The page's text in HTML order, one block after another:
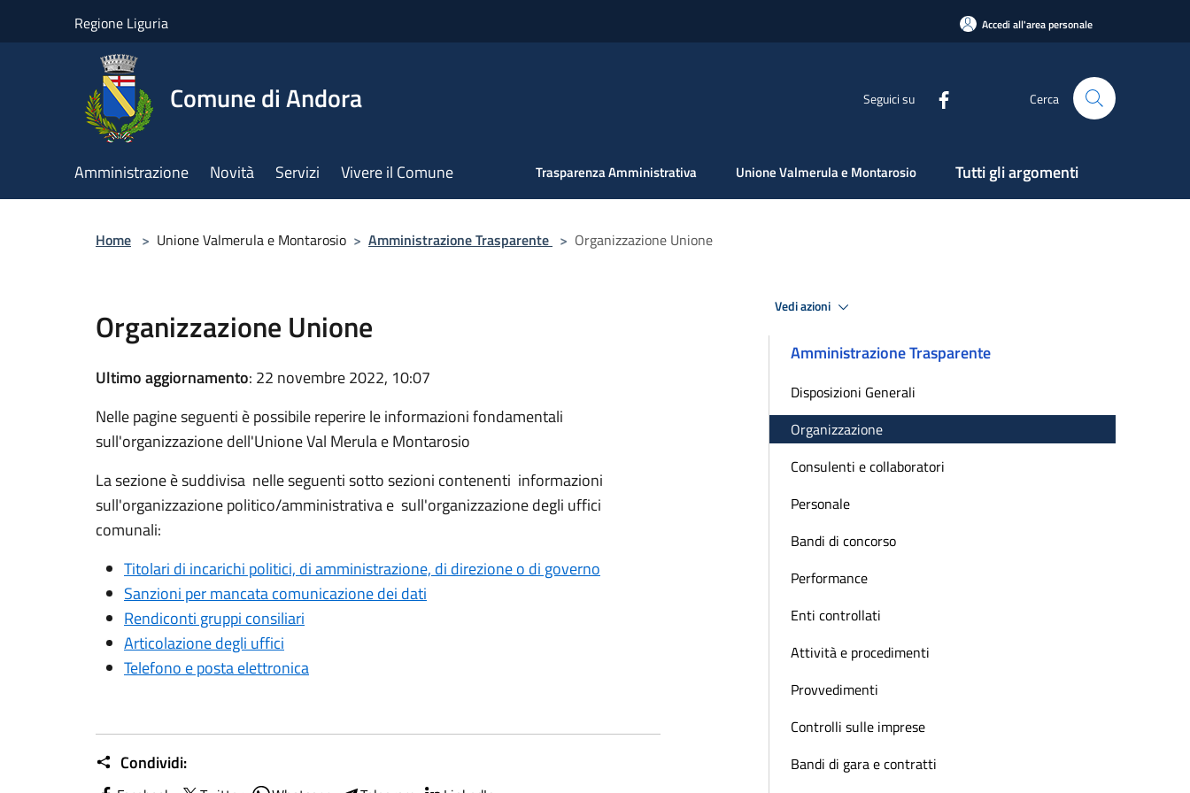
Regione Liguria Accedi all'area personale
Comune di Andora Seguici su Cerca
Amministrazione Novità Servizi Vivere il Comune Trasparenza Amministrativa Unione Valmerula e Montarosio Tutti gli argomenti
Home > Unione Valmerula e Montarosio > Amministrazione Trasparente > Organizzazione Unione
Organizzazione Unione
Ultimo aggiornamento: 22 novembre 2022, 10:07
Nelle pagine seguenti è possibile reperire le informazioni fondamentali
sull'organizzazione dell'Unione Val Merula e Montarosio
La sezione è suddivisa nelle seguenti sotto sezioni contenenti informazioni
sull'organizzazione politico/amministrativa e sull'organizzazione degli uffici
comunali:
Titolari di incarichi politici, di amministrazione, di direzione o di governo
Sanzioni per mancata comunicazione dei dati
Rendiconti gruppi consiliari
Articolazione degli uffici
Telefono e posta elettronica
Condividi:
Vedi azioni
Amministrazione Trasparente
Disposizioni Generali
Organizzazione
Consulenti e collaboratori
Personale
Bandi di concorso
Performance
Enti controllati
Attività e procedimenti
Provvedimenti
Controlli sulle imprese
Bandi di gara e contratti